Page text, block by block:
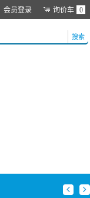
会员登录 询价车 0
搜索